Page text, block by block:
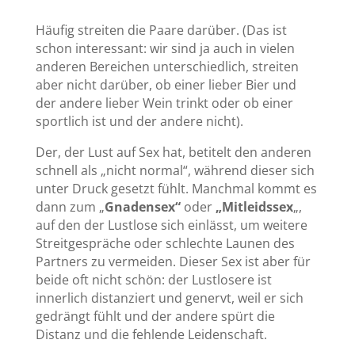
Häufig streiten die Paare darüber. (Das ist
schon interessant: wir sind ja auch in vielen
anderen Bereichen unterschiedlich, streiten
aber nicht darüber, ob einer lieber Bier und
der andere lieber Wein trinkt oder ob einer
sportlich ist und der andere nicht).
Der, der Lust auf Sex hat, betitelt den anderen
schnell als „nicht normal“, während dieser sich
unter Druck gesetzt fühlt. Manchmal kommt es
dann zum „Gnadensex“ oder„Mitleidssex„,
auf den der Lustlose sich einlässt, um weitere
Streitgespräche oder schlechte Launen des
Partners zu vermeiden. Dieser Sex ist aber für
beide oft nicht schön: der Lustlosere ist
innerlich distanziert und genervt, weil er sich
gedrängt fühlt und der andere spürt die
Distanz und die fehlende Leidenschaft.